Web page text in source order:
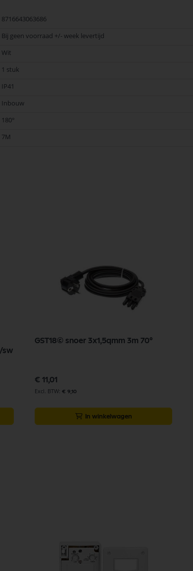
8716643063686
Bij geen voorraad +/- week levertijd
Wit
1 stuk
IP41
Inbouw
180°
7M
sw
GST18© snoer 3x1,5qmm 3m 70°
€ 11,01
€ 9,10
In winkelwagen